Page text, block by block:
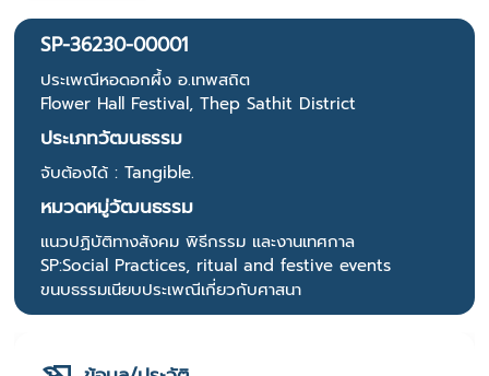
SP-36230-00001
ประเพณีหอดอกผึ้ง อ.เทพสถิต
Flower Hall Festival, Thep Sathit District
ประเภทวัฒนธรรม
จับต้องได้ : Tangible.
หมวดหมู่วัฒนธรรม
แนวปฏิบัติทางสังคม พิธีกรรม และงานเทศกาล
SP:Social Practices, ritual and festive events
ขนบธรรมเนียบประเพณีเกี่ยวกับศาสนา